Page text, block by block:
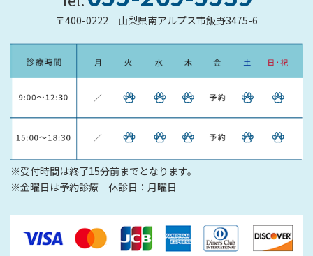
〒400-0222 山梨県南アルプス市飯野3475-6
※受付時間は終了15分前までとなります。
※金曜日は予約診療 休診日：月曜日